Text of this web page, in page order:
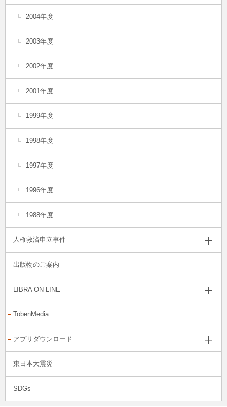
2004年度
2003年度
2002年度
2001年度
1999年度
1998年度
1997年度
1996年度
1988年度
人権救済申立事件
出版物のご案内
LIBRA ON LINE
TobenMedia
アプリダウンロード
東日本大震災
SDGs